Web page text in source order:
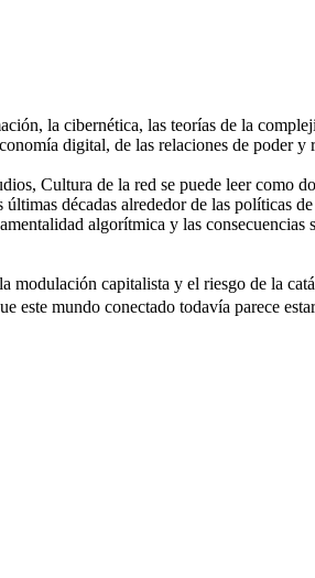
la cibernética, las teorías de la
digital, de las relaciones de poder
Cultura de la red se puede leer como
décadas alrededor de las políticas
algorítmica y las
capitalista y el riesgo de la
este mundo conectado todavía parece